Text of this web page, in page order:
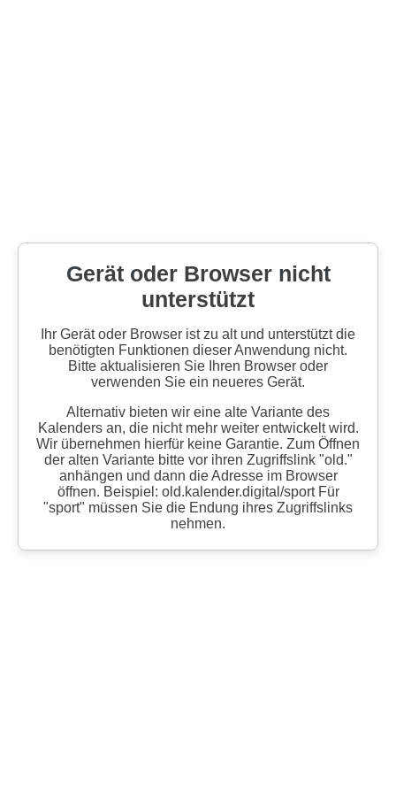
Gerät oder Browser nicht
unterstützt
Ihr Gerät oder Browser ist zu alt und unterstützt die
benötigten Funktionen dieser Anwendung nicht.
Bitte aktualisieren Sie Ihren Browser oder
verwenden Sie ein neueres Gerät.
Alternativ bieten wir eine alte Variante des
Kalenders an, die nicht mehr weiter entwickelt wird.
Wir übernehmen hierfür keine Garantie. Zum Öffnen
der alten Variante bitte vor ihren Zugriffslink "old."
anhängen und dann die Adresse im Browser
öffnen. Beispiel: old.kalender.digital/sport Für
"sport" müssen Sie die Endung ihres Zugriffslinks
nehmen.